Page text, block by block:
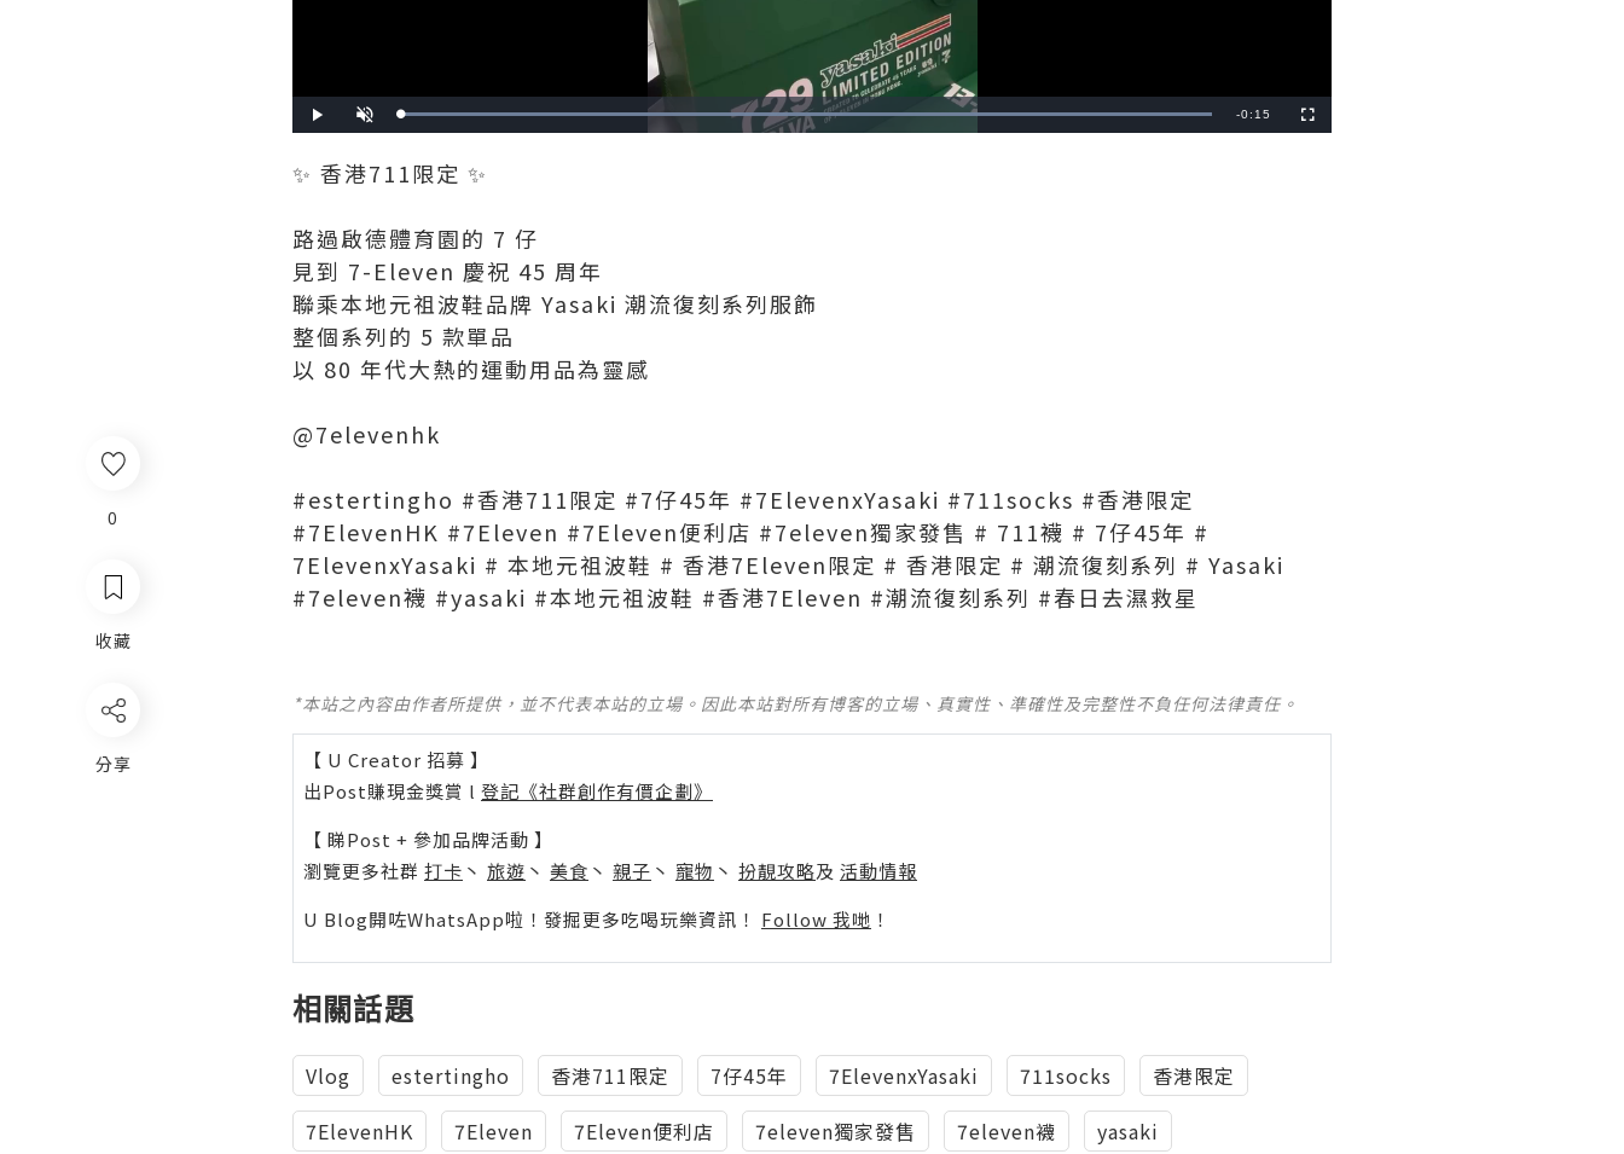
0
收藏
分享
Play Unmute Loaded:
100.00%
Remaining
-0:15 Fullscreen
✨ 香港711限定 ✨
路過啟德體育園的 7 仔
見到 7-Eleven 慶祝 45 周年
聯乘本地元祖波鞋品牌 Yasaki 潮流復刻系列服飾
整個系列的 5 款單品
以 80 年代大熱的運動用品為靈感
@7elevenhk
#estertingho #香港711限定 #7仔45年 #7ElevenxYasaki #711socks #香港限定
#7ElevenHK #7Eleven #7Eleven便利店 #7eleven獨家發售 # 711襪 # 7仔45年 #
7ElevenxYasaki # 本地元祖波鞋 # 香港7Eleven限定 # 香港限定 # 潮流復刻系列 # Yasaki
#7eleven襪 #yasaki #本地元祖波鞋 #香港7Eleven #潮流復刻系列 #春日去濕救星
*本站之內容由作者所提供，並不代表本站的立場。因此本站對所有博客的立場、真實性、準確性及完整性不負任何法律責任。
【 U Creator 招募 】
出Post賺現金獎賞 l 登記《社群創作有價企劃》
【 睇Post + 參加品牌活動 】
瀏覽更多社群 打卡 丶 旅遊 丶 美食 丶 親子 丶 寵物 丶 扮靚攻略及 活動情報
U Blog開咗WhatsApp啦！發掘更多吃喝玩樂資訊！ Follow 我哋 ！
相關話題
Vlog estertingho 香港711限定 7仔45年 7ElevenxYasaki 711socks
香港限定
7ElevenHK
7Eleven 7Eleven便利店 7eleven獨家發售 7eleven襪
yasaki